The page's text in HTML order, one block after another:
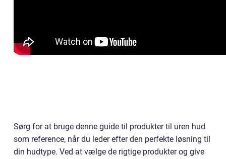
Sørg for at bruge denne guide til produkter til uren hud
som reference, når du leder efter den perfekte løsning til
din hudtype. Ved at vælge de rigtige produkter og give